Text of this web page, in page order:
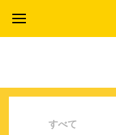
すべて